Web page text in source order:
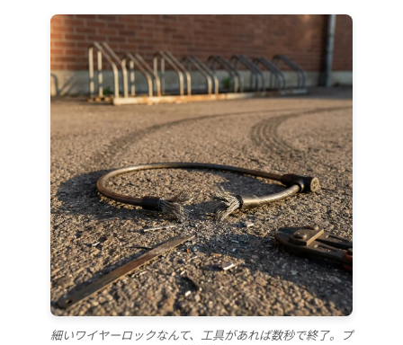
細いワイヤーロックなんて、工具があれば数秒で終了。プ